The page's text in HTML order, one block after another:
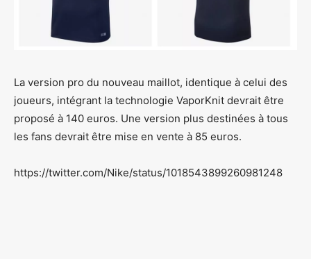
La version pro du nouveau maillot, identique à celui des
joueurs, intégrant la technologie VaporKnit devrait être
proposé à 140 euros. Une version plus destinées à tous
les fans devrait être mise en vente à 85 euros.
https://twitter.com/Nike/status/1018543899260981248